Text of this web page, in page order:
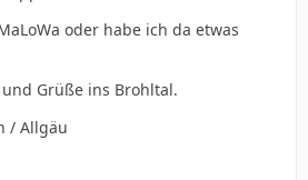
oder habe ich da etwas
Grüße ins Brohltal.
/ Allgäu